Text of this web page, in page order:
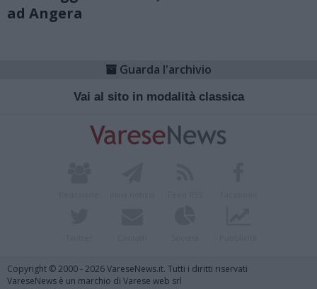
ad Angera
Guarda l'archivio
Vai al sito in modalità classica
Copyright © 2000 - 2026 VareseNews.it. Tutti i diritti riservati
VareseNews è un marchio di Varese web srl